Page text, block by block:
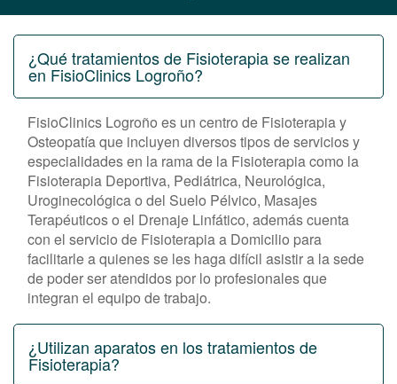
¿Qué tratamientos de Fisioterapia se realizan
en FisioClinics Logroño?
FisioClinics Logroño es un centro de Fisioterapia y
Osteopatía que incluyen diversos tipos de servicios y
especialidades en la rama de la Fisioterapia como la
Fisioterapia Deportiva, Pediátrica, Neurológica,
Uroginecológica o del Suelo Pélvico, Masajes
Terapéuticos o el Drenaje Linfático, además cuenta
con el servicio de Fisioterapia a Domicilio para
facilitarle a quienes se les haga difícil asistir a la sede
de poder ser atendidos por lo profesionales que
integran el equipo de trabajo.
¿Utilizan aparatos en los tratamientos de
Fisioterapia?